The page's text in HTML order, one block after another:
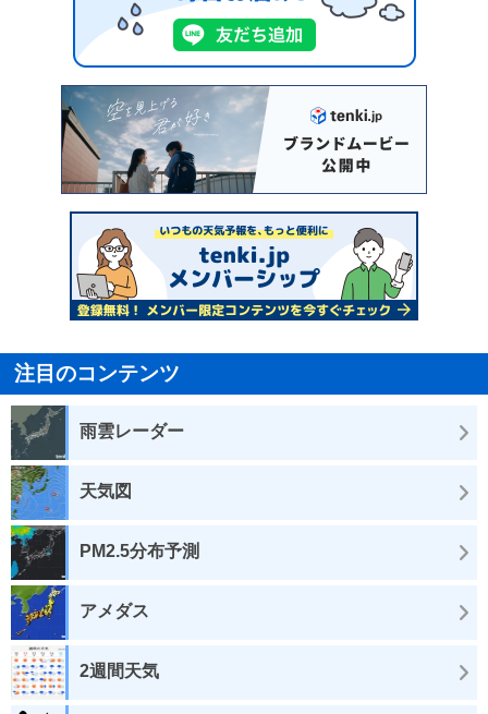
注目のコンテンツ
雨雲レーダー
天気図
PM2.5分布予測
アメダス
2週間天気